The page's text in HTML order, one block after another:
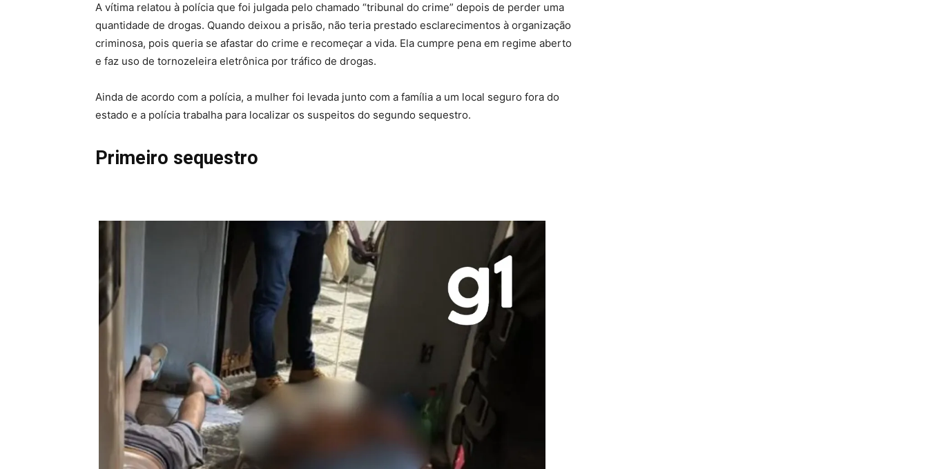
A vítima relatou à polícia que foi julgada pelo chamado “tribunal do crime” depois de perder uma
quantidade de drogas. Quando deixou a prisão, não teria prestado esclarecimentos à organização
criminosa, pois queria se afastar do crime e recomeçar a vida. Ela cumpre pena em regime aberto
e faz uso de tornozeleira eletrônica por tráfico de drogas.
Ainda de acordo com a polícia, a mulher foi levada junto com a família a um local seguro fora do
estado e a polícia trabalha para localizar os suspeitos do segundo sequestro.
Primeiro sequestro